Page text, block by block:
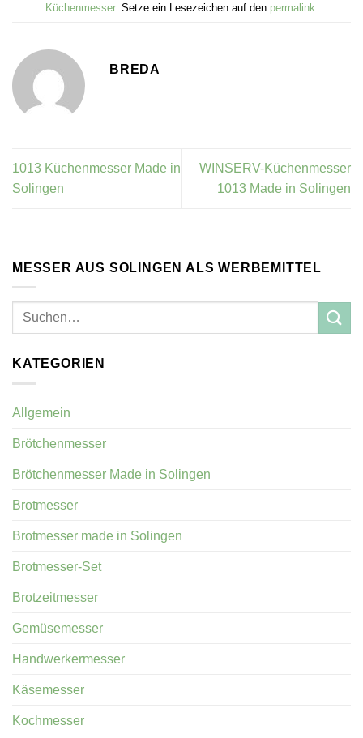
Küchenmesser. Setze ein Lesezeichen auf den permalink
BREDA
1013 Küchenmesser Made in
Solingen
WINSERV-Küchenmesser
1013 Made in Solingen
MESSER AUS SOLINGEN ALS WERBEMITTEL
KATEGORIEN
Allgemein
Brötchenmesser
Brötchenmesser Made in Solingen
Brotmesser
Brotmesser made in Solingen
Brotmesser-Set
Brotzeitmesser
Gemüsemesser
Handwerkermesser
Käsemesser
Kochmesser